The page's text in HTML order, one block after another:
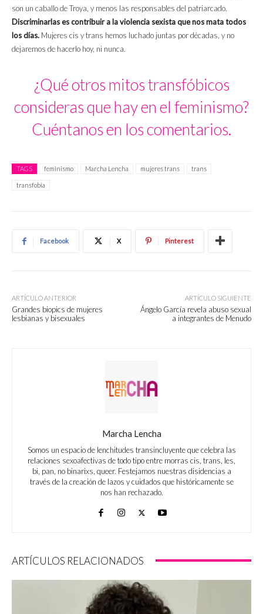
son un caballo de Troya, y menos las responsables del patriarcado.
Discriminarlas es contribuir a la violencia sexista que nos mata todos
los días. Mujeres cis y trans hemos luchado juntas por décadas, y no
dejaremos de hacerlo hoy, ni nunca.
¿Qué otros mitos transfóbicos
consideras que hay en el feminismo?
Cuéntanos en los comentarios.
TAGS feminismo Marcha Lencha mujeres trans trans
transfobia
Facebook X Pinterest
ARTÍCULO ANTERIOR
Grandes biopics de mujeres
lesbianas y bisexuales
ARTÍCULO SIGUIENTE
Ángelo García revela abuso sexual
a integrantes de Menudo
Marcha Lencha
Somos un espacio de lenchitudes transincluyente que celebra las
relaciones sexoafectivas de todo tipo entre morras cis, trans, les,
bi, pan, no binarixs, queer. Festejamos nuestras disidencias a
través de la creación de lazos y cuidados que históricamente se
nos han rechazado.
ARTÍCULOS RELACIONADOS